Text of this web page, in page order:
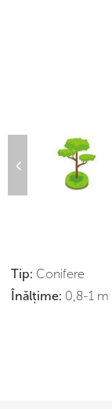
Tip: Conifere
Înălțime: 0,8-1 m